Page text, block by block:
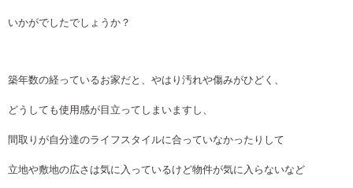
いかがでしたでしょうか？
築年数の経っているお家だと、やはり汚れや傷みがひどく、
どうしても使用感が目立ってしまいますし、
間取りが自分達のライフスタイルに合っていなかったりして
立地や敷地の広さは気に入っているけど物件が気に入らないなど